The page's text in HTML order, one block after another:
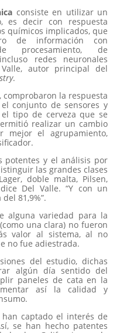
consiste en utilizar un
es decir con respuesta
químicos implicados, que
de información con
procesamiento, de
redes neuronales
autor principal del
.
comprobaron la respuesta
conjunto de sensores y
tipo de cerveza que se
realizar un cambio
mejor el agrupamiento,
potentes y el análisis por
las grandes clases
doble malta, Pilsen,
Del Valle. “Y con un
81,9%”.
alguna variedad para la
una clara) no fueron
valor al sistema, al no
no fue adiestrada.
del estudio, dichas
algún día sentido del
paneles de cata en la
así la calidad y
han captado el interés de
se han hecho patentes